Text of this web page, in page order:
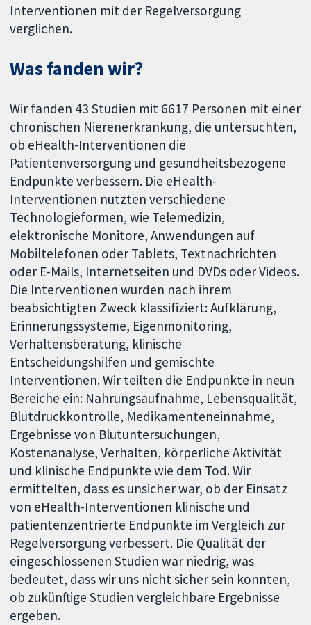
Interventionen mit der Regelversorgung
verglichen.
Was fanden wir?
Wir fanden 43 Studien mit 6617 Personen mit einer
chronischen Nierenerkrankung, die untersuchten,
ob eHealth-Interventionen die
Patientenversorgung und gesundheitsbezogene
Endpunkte verbessern. Die eHealth-
Interventionen nutzten verschiedene
Technologieformen, wie Telemedizin,
elektronische Monitore, Anwendungen auf
Mobiltelefonen oder Tablets, Textnachrichten
oder E-Mails, Internetseiten und DVDs oder Videos.
Die Interventionen wurden nach ihrem
beabsichtigten Zweck klassifiziert: Aufklärung,
Erinnerungssysteme, Eigenmonitoring,
Verhaltensberatung, klinische
Entscheidungshilfen und gemischte
Interventionen. Wir teilten die Endpunkte in neun
Bereiche ein: Nahrungsaufnahme, Lebensqualität,
Blutdruckkontrolle, Medikamenteneinnahme,
Ergebnisse von Blutuntersuchungen,
Kostenanalyse, Verhalten, körperliche Aktivität
und klinische Endpunkte wie dem Tod. Wir
ermittelten, dass es unsicher war, ob der Einsatz
von eHealth-Interventionen klinische und
patientenzentrierte Endpunkte im Vergleich zur
Regelversorgung verbessert. Die Qualität der
eingeschlossenen Studien war niedrig, was
bedeutet, dass wir uns nicht sicher sein konnten,
ob zukünftige Studien vergleichbare Ergebnisse
ergeben.